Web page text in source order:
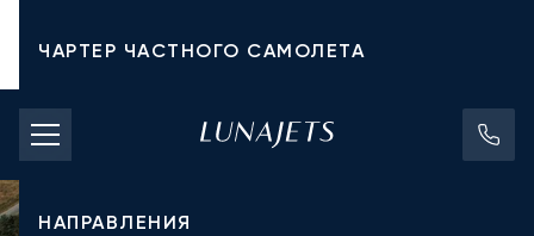
ЧАРТЕР ЧАСТНОГО САМОЛЕТА
СТОИМОСТЬ ЧАРТЕРА
ЧАСТНЫЕ САМОЛЕТЫ
НАПРАВЛЕНИЯ